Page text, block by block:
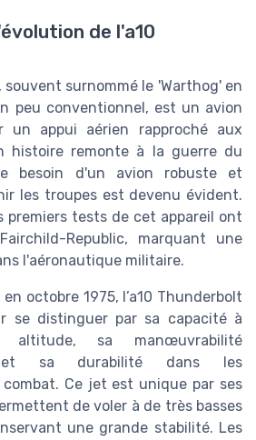
de l'a10
souvent surnommé le 'Warthog' en
peu conventionnel, est un avion
un appui aérien rapproché aux
histoire remonte à la guerre du
besoin d'un avion robuste et
les troupes est devenu évident.
premiers tests de cet appareil ont
Republic, marquant une
l'aéronautique militaire.
octobre 1975, l’a10 Thunderbolt
se distinguer par sa capacité à
sa manœuvrabilité
et sa durabilité dans les
Ce jet est unique par ses
de voler à de très basses
une grande stabilité. Les